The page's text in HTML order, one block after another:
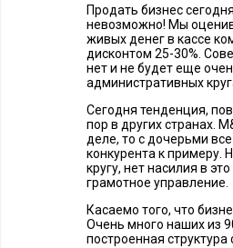
офиса предпринимателя,
этом новый собственник
только один: собственный
Если нет плана
Executive.ru:Почему кризис
Разве у хорошего семейного
нескольких поколений. У нас
нет понимания, что будет
Продать бизнес
невозможно! Мы
живых денег в кассе
дисконтом 25-30%.
нет и не будет еще
административных
Сегодня тенденция,
пор в других странах.
деле, то с дочерьми
конкурента к примеру.
кругу, нет насилия в
грамотное управление.
Касаемо того, что
Очень много наших из
построенная